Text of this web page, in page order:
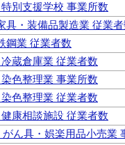
別支援学校 事業所数
具・装備品製造業 従業者
鋼業 従業者数
蔵倉庫業 従業者数
染色整理業 事業所数
染色整理業 従業者数
康相談施設 従業者数
がん具・娯楽用品小売業